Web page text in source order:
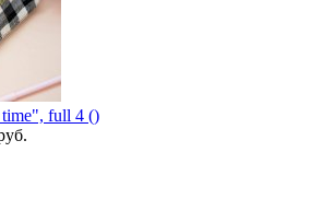
full 4 ()